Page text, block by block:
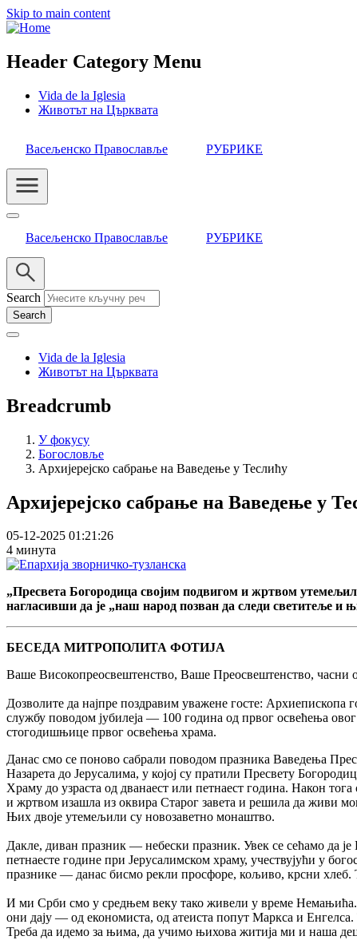
Skip to main content
Header Category Menu
Vida de la Iglesia
Животът на Църквата
Васељенско Православље РУБРИКЕ
Васељенско Православље РУБРИКЕ
Search
Vida de la Iglesia
Животът на Църквата
Breadcrumb
У фокусу
Богословље
Архијерејско сабрање на Ваведење у Теслићу
Архијерејско сабрање на Ваведење у
05-12-2025 01:21:26
4 минута
„Пресвета Богородица својим подвигом и жртвом
нагласивши да је „наш народ позван да следи светитеље и
БЕСЕДА МИТРОПОЛИТА ФОТИЈА
Ваше Високопреосвештенство, Ваше Преосвештенство, часни
Дозволите да најпре поздравим уважене госте: Архиепископа
службу поводом јубилеја — 100 година од првог освећења
стогодишњице првог освећења храма.
Данас смо се поново сабрали поводом празника Ваведења
Назарета до Јерусалима, у којој су пратили Пресвету
Храму до узраста од дванаест или петнаест година. Након
и жртвом изашла из оквира Старог завета и решила да живи
Њих двоје утемељили су новозаветно монаштво.
Дакле, диван празник — небески празник. Увек се сећамо да
петнаесте године при Јерусалимском храму, учествујући у
празнике — данас бисмо рекли просфоре, кољиво, крсни хлеб.
И ми Срби смо у средњем веку тако живели у време
они дају — од економиста, од атеиста попут Маркса и
Треба да идемо за њима, да учимо њихова житија ми и наша